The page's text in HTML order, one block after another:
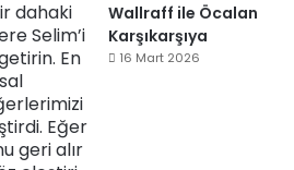
Wallraff ile Öcalan
Karşıkarşıya
16 Mart 2026